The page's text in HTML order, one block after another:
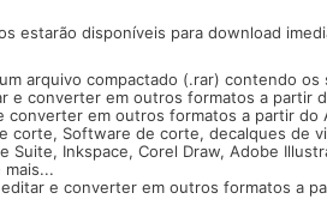
estarão disponíveis para download
arquivo compactado (.rar) contendo
e converter em outros formatos a partir
converter em outros formatos a partir do
corte, Software de corte, decalques de
Suite, Inkspace, Corel Draw, Adobe
mais...
editar e converter em outros formatos a